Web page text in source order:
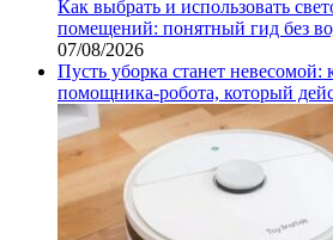
Как выбрать и использовать
помещений: понятный гид без
07/08/2026
Пусть уборка станет невесомой:
помощника‑робота, который